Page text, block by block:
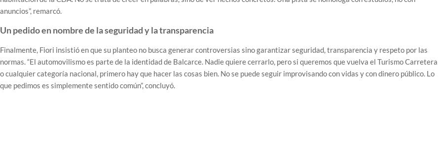
anuncios”, remarcó.
Un pedido en nombre de la seguridad y la transparencia
Finalmente, Fiori insistió en que su planteo no busca generar controversias sino garantizar seguridad, transparencia y respeto por las
normas. “El automovilismo es parte de la identidad de Balcarce. Nadie quiere cerrarlo, pero si queremos que vuelva el Turismo Carretera
o cualquier categoría nacional, primero hay que hacer las cosas bien. No se puede seguir improvisando con vidas y con dinero público. Lo
que pedimos es simplemente sentido común”, concluyó.